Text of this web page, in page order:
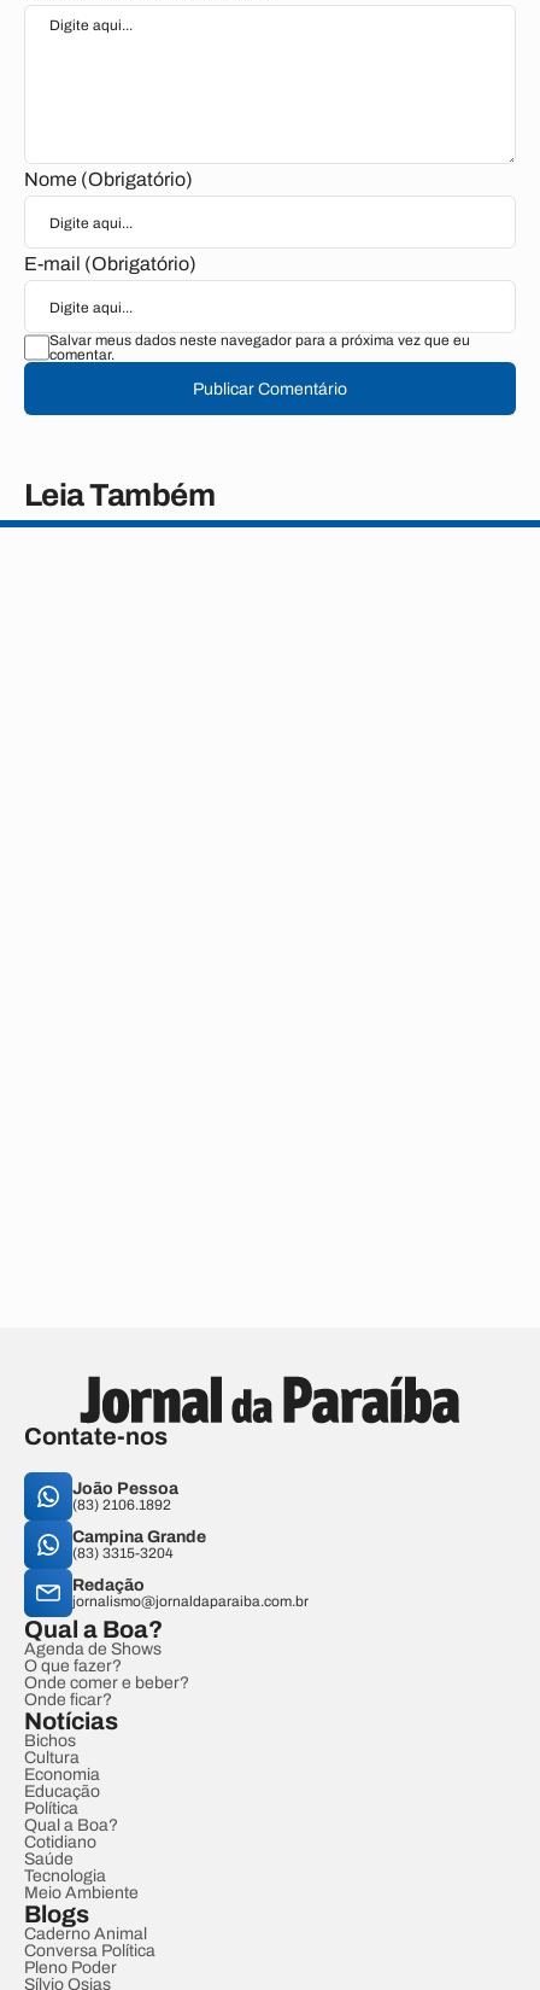
Nome (Obrigatório)
E-mail (Obrigatório)
Salvar meus dados neste navegador para a próxima vez que eu
comentar.
Publicar Comentário
Leia Também
Contate-nos
João Pessoa
(83) 2106.1892
Campina Grande
(83) 3315-3204
Redação
jornalismo@jornaldaparaiba.com.br
Qual a Boa?
Agenda de Shows
O que fazer?
Onde comer e beber?
Onde ficar?
Notícias
Bichos
Cultura
Economia
Educação
Política
Qual a Boa?
Cotidiano
Saúde
Tecnologia
Meio Ambiente
Blogs
Caderno Animal
Conversa Política
Pleno Poder
Sílvio Osias